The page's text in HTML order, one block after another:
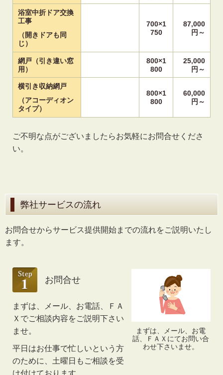
浴室中折ドア交換
工事
（開きドアも同
じ）
700×1
750
87,000
円～
網戸（引き違い窓
用）
800×1
800
25,000
円～
横引き収納網戸
（アコーディオン
タイプ）
800×1
800
60,000
円～
ご不明な点がございましたらお気軽にお問合せくださ
い。
弊社サービスの流れ
お問合せからサービス提供開始までの流れをご説明いたし
ます。
まずは、メール、お電
話、ＦＡＸにてお問い合
わせ下さいませ。
お問合せ
まずは、メール、お電話、ＦＡ
Ｘでご相談内容をご説明下さい
ませ。
平日はお仕事で忙しいという方
のために、土曜日もご相談を受
け付けております。